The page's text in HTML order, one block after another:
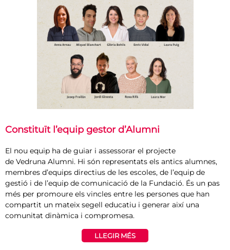
Constituït l’equip gestor d’Alumni
El nou equip ha de guiar i assessorar el projecte
de Vedruna Alumni. Hi són representats els antics alumnes,
membres d’equips directius de les escoles, de l’equip de
gestió i de l’equip de comunicació de la Fundació. És un pas
més per promoure els vincles entre les persones que han
compartit un mateix segell educatiu i generar així una
comunitat dinàmica i compromesa.
LLEGIR MÉS